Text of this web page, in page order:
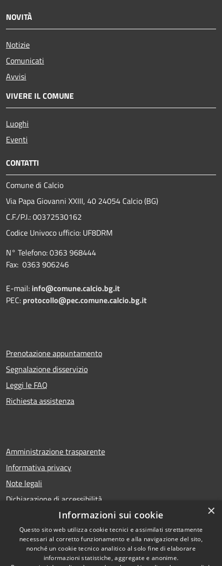
NOVITÀ
Notizie
Comunicati
Avvisi
VIVERE IL COMUNE
Luoghi
Eventi
CONTATTI
Comune di Calcio
Via Papa Giovanni XXIII, 40 24054 Calcio (BG)
C.F./P.I.: 00372530162
Codice Univoco ufficio: UF8DRM
N° Telefono: 0363 968444
Fax: 0363 906246
E-mail: info@comune.calcio.bg.it
PEC: protocollo@pec.comune.calcio.bg.it
Prenotazione appuntamento
Segnalazione disservizio
Leggi le FAQ
Richiesta assistenza
Amministrazione trasparente
Informativa privacy
Note legali
Dichiarazione di accessibilità
RSS
Accessibilità
Copyright © 2026 • Comune di
Calcio • Powered by
×
Informazioni sui cookie
Questo sito web utilizza cookie tecnici e assimilati strettamente
necessari al corretto funzionamento e alla navigazione del sito,
nonché un cookie tecnico analitico al solo fine di elaborare
informazioni statistiche, aggregate e anonime.